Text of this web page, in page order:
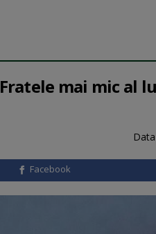
Fratele mai mic al
Facebook